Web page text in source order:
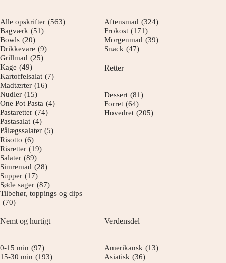
Alle opskrifter (563)
Bagværk (51)
Bowls (20)
Drikkevare (9)
Grillmad (25)
Kage (49)
Kartoffelsalat (7)
Madtærter (16)
Nudler (15)
One Pot Pasta (4)
Pastaretter (74)
Pastasalat (4)
Pålægssalater (5)
Risotto (6)
Risretter (19)
Salater (89)
Simremad (28)
Supper (17)
Søde sager (87)
Tilbehør, toppings og dips
(70)
Aftensmad (324)
Frokost (171)
Morgenmad (39)
Snack (47)
Retter
Dessert (81)
Forret (64)
Hovedret (205)
Nemt og hurtigt
0-15 min (97)
15-30 min (193)
Verdensdel
Amerikansk (13)
Asiatisk (36)